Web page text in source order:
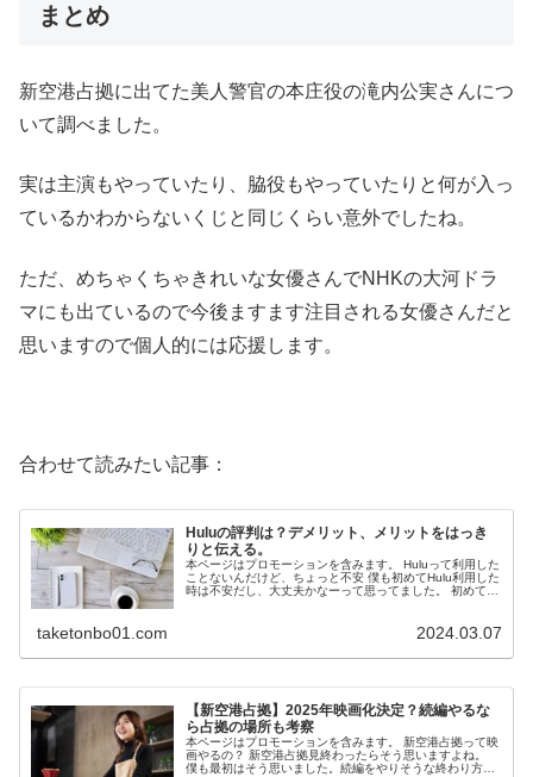
まとめ
新空港占拠に出てた美人警官の本庄役の滝内公実さんにつ
いて調べました。
実は主演もやっていたり、脇役もやっていたりと何が入っ
ているかわからないくじと同じくらい意外でしたね。
ただ、めちゃくちゃきれいな女優さんでNHKの大河ドラ
マにも出ているので今後ますます注目される女優さんだと
思いますので個人的には応援します。
合わせて読みたい記事：
Huluの評判は？デメリット、メリットをはっき
りと伝える。
本ページはプロモーションを含みます。 Huluって利用した
ことないんだけど、ちょっと不安 僕も初めてHulu利用した
時は不安だし、大丈夫かなーって思ってました。 初めてや
taketonbo01.com 2024.03.07
【新空港占拠】2025年映画化決定？続編やるな
ら占拠の場所も考察
本ページはプロモーションを含みます。 新空港占拠って映
画やるの？ 新空港占拠見終わったらそう思いますよね。
僕も最初はそう思いました。続編をやりそうな終わり方で